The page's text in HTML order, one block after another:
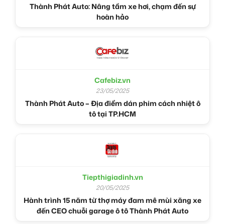
Thành Phát Auto: Nâng tầm xe hơi, chạm đến sự
hoàn hảo
Cafebiz.vn
23/05/2025
Thành Phát Auto – Địa điểm dán phim cách nhiệt ô
tô tại TP.HCM
Tiepthigiadinh.vn
20/05/2025
Hành trình 15 năm từ thợ máy đam mê mùi xăng xe
đến CEO chuỗi garage ô tô Thành Phát Auto